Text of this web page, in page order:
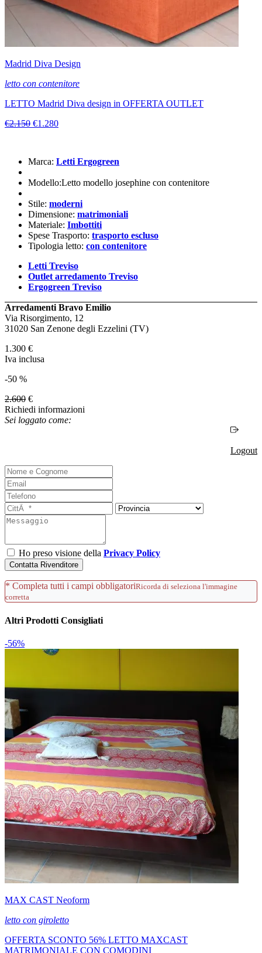
Madrid Diva Design
letto con contenitore
LETTO Madrid Diva design in OFFERTA OUTLET
€2.150 €1.280
Marca: Letti Ergogreen
Modello:Letto modello josephine con contenitore
Stile: moderni
Dimensione: matrimoniali
Materiale: Imbottiti
Spese Trasporto: trasporto escluso
Tipologia letto: con contenitore
Letti Treviso
Outlet arredamento Treviso
Ergogreen Treviso
Arredamenti Bravo Emilio
Via Risorgimento, 12
31020 San Zenone degli Ezzelini (TV)
1.300 €
Iva inclusa
-50 %
2.600 €
Richiedi informazioni
Sei loggato come:
Logout
Ho preso visione della Privacy Policy
Contatta Rivenditore
* Completa tutti i campi obbligatoriRicorda di seleziona l'immagine
corretta
Altri Prodotti Consigliati
-56%
MAX CAST Neoform
letto con giroletto
OFFERTA SCONTO 56% LETTO MAXCAST
MATRIMONIALE CON COMODINI